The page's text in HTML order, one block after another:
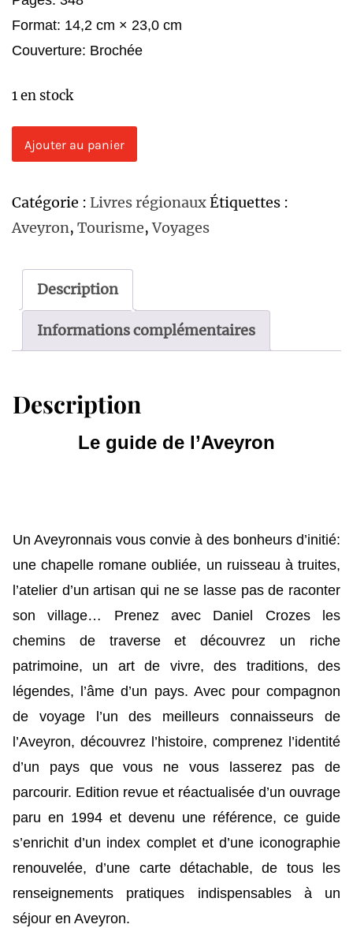
Format: 14,2 cm × 23,0 cm
Couverture: Brochée
1 en stock
quantité
de
guide
de
Ajouter au panier
Catégorie : Livres régionauxÉtiquettes :
Aveyron, Tourisme,Voyages
Description
Informations complémentaires
Description
Le guide de l’Aveyron
Un Aveyronnais vous convie à des bonheurs d’initié:
une chapelle romane oubliée, un ruisseau à truites,
l’atelier d’un artisan qui ne se lasse pas de raconter
son village… Prenez avec Daniel Crozes les
chemins de traverse et découvrez un riche
patrimoine, un art de vivre, des traditions, des
légendes, l’âme d’un pays. Avec pour compagnon
de voyage l’un des meilleurs connaisseurs de
l’Aveyron, découvrez l’histoire, comprenez l’identité
d’un pays que vous ne vous lasserez pas de
parcourir. Edition revue et réactualisée d’un ouvrage
paru en 1994 et devenu une référence, ce guide
s’enrichit d’un index complet et d’une iconographie
renouvelée, d’une carte détachable, de tous les
renseignements pratiques indispensables à un
séjour en Aveyron.